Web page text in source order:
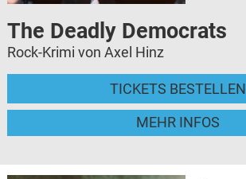
The Deadly Democrats
Rock-Krimi von Axel Hinz
TICKETS BESTELLEN
MEHR INFOS